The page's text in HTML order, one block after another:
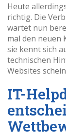
Heute
richtig. Die
wartet nun
mal den neuen
sie kennt sich
technischen
Websites
IT-